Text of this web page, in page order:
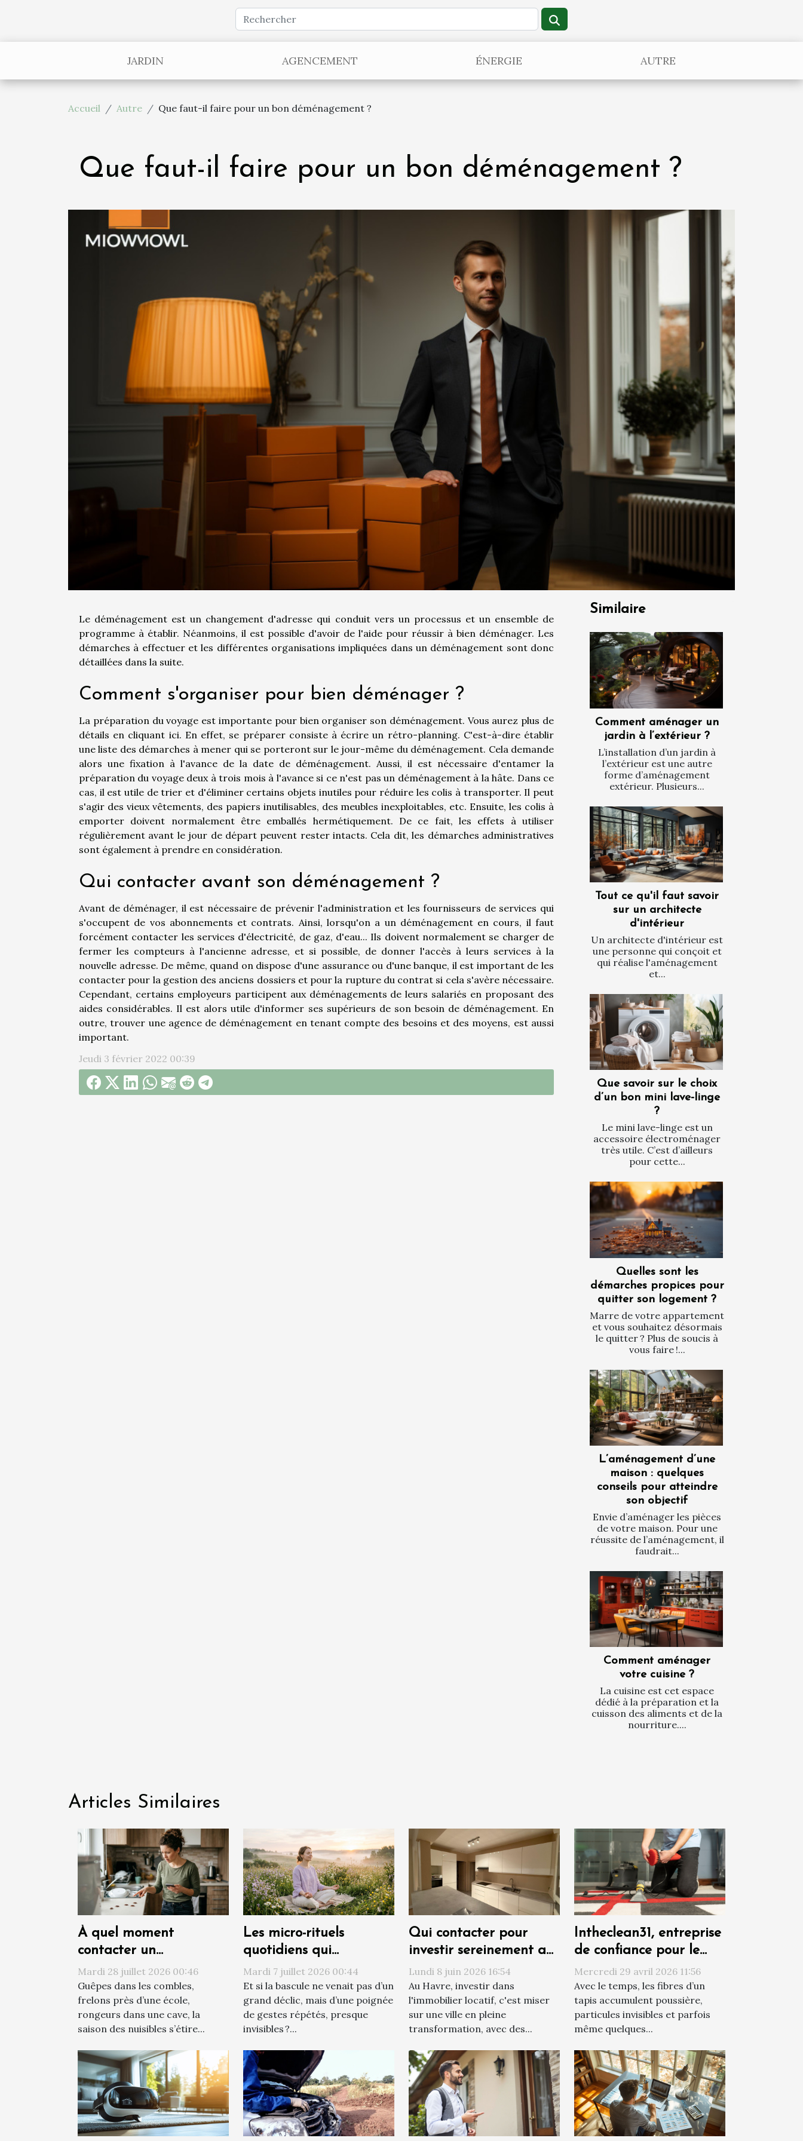
JARDIN AGENCEMENT ÉNERGIE AUTRE
Accueil Autre Que faut-il faire pour un bon déménagement ?
Que faut-il faire pour un bon déménagement ?
Le déménagement est un changement d'adresse qui conduit vers un processus et un ensemble de
programme à établir. Néanmoins, il est possible d'avoir de l'aide pour réussir à bien déménager. Les
démarches à effectuer et les différentes organisations impliquées dans un déménagement sont donc
détaillées dans la suite.
Comment s'organiser pour bien déménager ?
La préparation du voyage est importante pour bien organiser son déménagement. Vous aurez plus de
détails en cliquant ici. En effet, se préparer consiste à écrire un rétro-planning. C'est-à-dire établir
une liste des démarches à mener qui se porteront sur le jour-même du déménagement. Cela demande
alors une fixation à l'avance de la date de déménagement. Aussi, il est nécessaire d'entamer la
préparation du voyage deux à trois mois à l'avance si ce n'est pas un déménagement à la hâte. Dans ce
cas, il est utile de trier et d'éliminer certains objets inutiles pour réduire les colis à transporter. Il peut
s'agir des vieux vêtements, des papiers inutilisables, des meubles inexploitables, etc. Ensuite, les colis à
emporter doivent normalement être emballés hermétiquement. De ce fait, les effets à utiliser
régulièrement avant le jour de départ peuvent rester intacts. Cela dit, les démarches administratives
sont également à prendre en considération.
Qui contacter avant son déménagement ?
Avant de déménager, il est nécessaire de prévenir l'administration et les fournisseurs de services qui
s'occupent de vos abonnements et contrats. Ainsi, lorsqu'on a un déménagement en cours, il faut
forcément contacter les services d'électricité, de gaz, d'eau... Ils doivent normalement se charger de
fermer les compteurs à l'ancienne adresse, et si possible, de donner l'accès à leurs services à la
nouvelle adresse. De même, quand on dispose d'une assurance ou d'une banque, il est important de les
contacter pour la gestion des anciens dossiers et pour la rupture du contrat si cela s'avère nécessaire.
Cependant, certains employeurs participent aux déménagements de leurs salariés en proposant des
aides considérables. Il est alors utile d'informer ses supérieurs de son besoin de déménagement. En
outre, trouver une agence de déménagement en tenant compte des besoins et des moyens, est aussi
important.
Jeudi 3 février 2022 00:39
Similaire
Comment aménager un
jardin à l’extérieur ?
L’installation d’un jardin à
l’extérieur est une autre
forme d’aménagement
extérieur. Plusieurs...
Tout ce qu'il faut savoir
sur un architecte
d'intérieur
Un architecte d'intérieur est
une personne qui conçoit et
qui réalise l'aménagement
et...
Que savoir sur le choix
d’un bon mini lave-linge
?
Le mini lave-linge est un
accessoire électroménager
très utile. C’est d’ailleurs
pour cette...
Quelles sont les
démarches propices pour
quitter son logement ?
Marre de votre appartement
et vous souhaitez désormais
le quitter ? Plus de soucis à
vous faire !...
L’aménagement d’une
maison : quelques
conseils pour atteindre
son objectif
Envie d’aménager les pièces
de votre maison. Pour une
réussite de l’aménagement, il
faudrait...
Comment aménager
votre cuisine ?
La cuisine est cet espace
dédié à la préparation et la
cuisson des aliments et de la
nourriture....
Articles Similaires
À quel moment
contacter un
professionnel face à une
invasion de nuisibles ?
Mardi 28 juillet 2026 00:46
Guêpes dans les combles,
frelons près d’une école,
rongeurs dans une cave, la
saison des nuisibles s’étire...
Les micro-rituels
quotidiens qui
transforment votre
vision du monde
Mardi 7 juillet 2026 00:44
Et si la bascule ne venait pas d’un
grand déclic, mais d’une poignée
de gestes répétés, presque
invisibles ?...
Qui contacter pour
investir sereinement au
Havre ?
Lundi 8 juin 2026 16:54
Au Havre, investir dans
l'immobilier locatif, c'est miser
sur une ville en pleine
transformation, avec des...
Intheclean31, entreprise
de confiance pour le
nettoyage de vos tapis
à Toulouse
Mercredi 29 avril 2026 11:56
Avec le temps, les fibres d’un
tapis accumulent poussière,
particules invisibles et parfois
même quelques...